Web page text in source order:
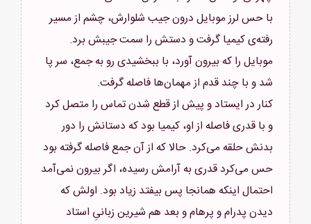
با حس لرز موبایل درون جیب شلوارش، چشم از مسیر
رفته‌ی کیمیا گرفت و دستش را سمت جیبش برد.
موبایل را که بیرون آورد، با ببخشیدی رو به جمع، سر پا
کنار در ایستاد و پیش از قطع شدن تماس را متصل کرد
و با قدری فاصله از او، کیمیا بود که دستانش را دور
بدنش حلقه می‌کرد. حالا که از آن جمع فاصله گرفته بود
حس می‌کرد قدری به آرامش رسیده، اگر بیرون نمی‌آمد
احتمال اینکه همانجا پس بیفتد زیاد بود. اولش که
دیدن پدرام و پرهام و بعد هم شیرین زبانیِ استاد